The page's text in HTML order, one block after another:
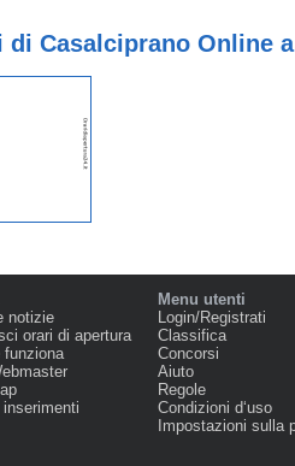
di Casalciprano Online
notizie
orari di apertura
funziona
inserimenti
Menu utenti
Login/Registrati
Classifica
Concorsi
Aiuto
Regole
Condizioni d‘uso
Impostazioni sulla